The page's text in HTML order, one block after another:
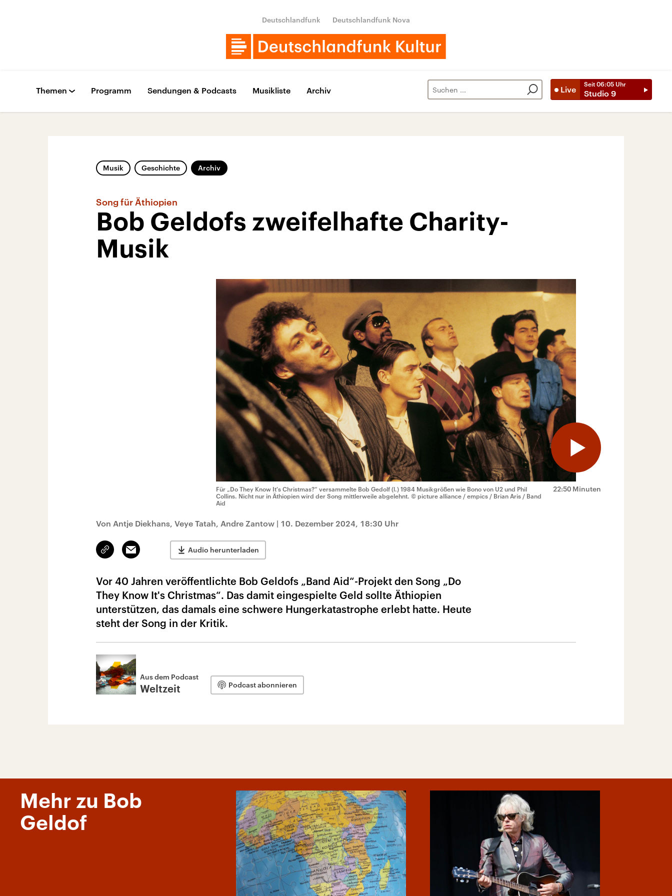
Deutschlandfunk Deutschlandfunk Nova
Live
Seit 06:05 Uhr
Studio 9
Themen Programm Sendungen & Podcasts Musikliste Archiv
Musik Geschichte Archiv
Song für Äthiopien
Bob Geldofs zweifelhafte Charity-
Musik
22:50 Minuten
Für „Do They Know It's Christmas?“ versammelte Bob Gedolf (l.) 1984 Musikgrößen wie Bono von U2 und Phil
Collins. Nicht nur in Äthiopien wird der Song mittlerweile abgelehnt. © picture alliance / empics / Brian Aris / Band
Aid
Von Antje Diekhans, Veye Tatah, Andre Zantow | 10. Dezember 2024, 18:30 Uhr
Link
kopieren/teilen
Email Audio herunterladen
Vor 40 Jahren veröffentlichte Bob Geldofs „Band Aid“-Projekt den Song „Do
They Know It's Christmas“. Das damit eingespielte Geld sollte Äthiopien
unterstützen, das damals eine schwere Hungerkatastrophe erlebt hatte. Heute
steht der Song in der Kritik.
Aus dem Podcast
Weltzeit Podcast abonnieren
Mehr zu Bob
Geldof